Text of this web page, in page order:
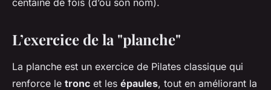
centaine de fois (d’où son nom).
L’exercice de la "planche"
La planche est un exercice de Pilates classique qui
renforce le tronc et les épaules, tout en améliorant la